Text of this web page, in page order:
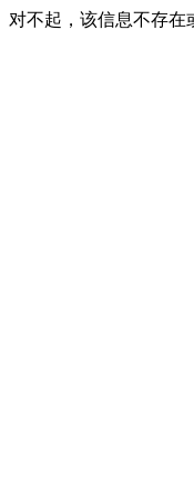
对不起，该信息不存在